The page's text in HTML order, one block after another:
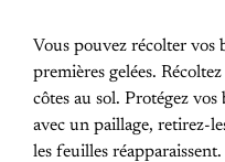
Vous pouvez récolter vos
premières gelées.
côtes au sol. Protégez
avec un paillage, retirez-
les feuilles réapparaissent.